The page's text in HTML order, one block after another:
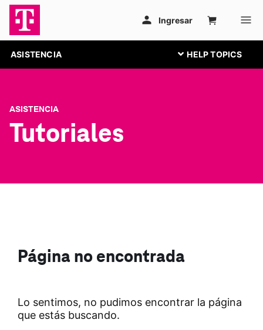
ASISTENCIA
ASISTENCIA
Tutoriales